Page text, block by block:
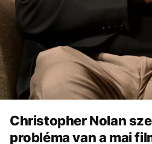
Christopher Nolan
probléma van a mai